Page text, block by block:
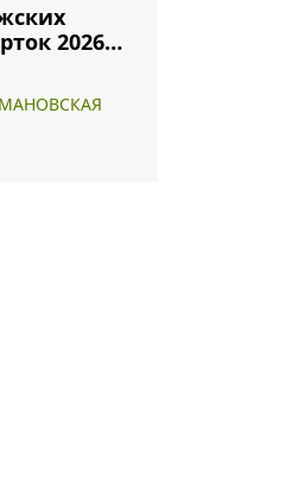
2026: